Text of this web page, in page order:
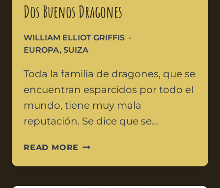
Dos Buenos Dragones
WILLIAM ELLIOT GRIFFIS
EUROPA, SUIZA
Toda la familia de dragones, que se
encuentran esparcidos por todo el
mundo, tiene muy mala
reputación. Se dice que se…
READ MORE